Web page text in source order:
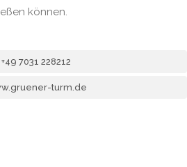
können.
+49 7031 228212
turm.de